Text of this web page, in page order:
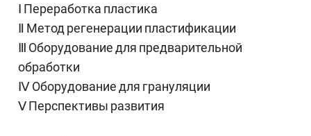
Связаться с нами
简体中文 English (US)
русский язык Español
Ⅰ Переработка пластика
Ⅱ Метод регенерации пластификации
Ⅲ Оборудование для предварительной
обработки
Ⅳ Оборудование для грануляции
Ⅴ Перспективы развития